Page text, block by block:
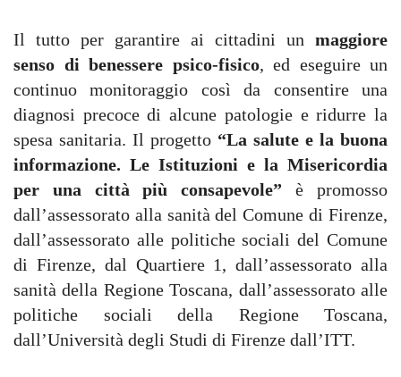
Il tutto per garantire ai cittadini un maggiore
senso di benessere psico-fisico, ed eseguire un
continuo monitoraggio così da consentire una
diagnosi precoce di alcune patologie e ridurre la
spesa sanitaria. Il progetto “La salute e la buona
informazione. Le Istituzioni e la Misericordia
per una città più consapevole”è promosso
dall’assessorato alla sanità del Comune di Firenze,
dall’assessorato alle politiche sociali del Comune
di Firenze, dal Quartiere 1, dall’assessorato alla
sanità della Regione Toscana, dall’assessorato alle
politiche sociali della Regione Toscana,
dall’Università degli Studi di Firenze dall’ITT.